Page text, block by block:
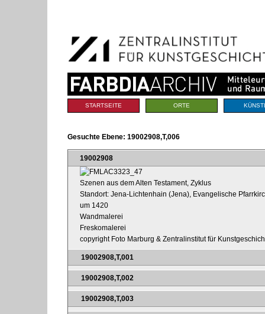
Navigation
Sektionen
STARTSEITE ORTE
Gesuchte Ebene: 19002908,T,006
19002908
Szenen aus dem Alten Testament, Zyklus
Standort: Jena-Lichtenhain (Jena), Evangelische
um 1420
Wandmalerei
Freskomalerei
copyright Foto Marburg & Zentralinstitut für
19002908,T,001
19002908,T,002
19002908,T,003